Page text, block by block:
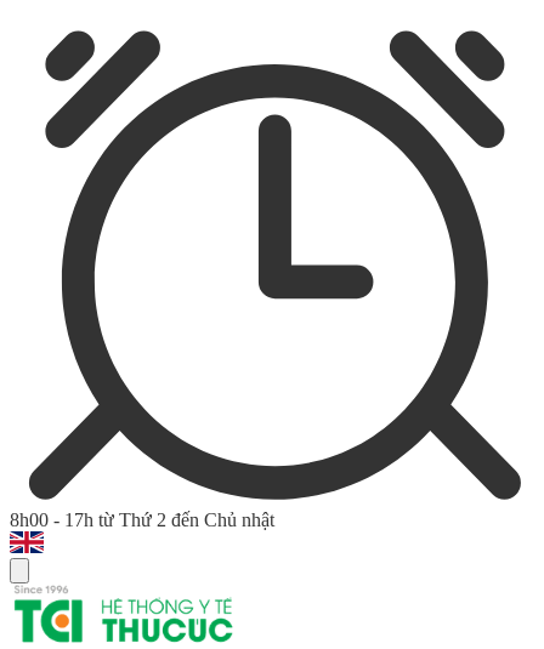
8h00 - 17h từ Thứ 2 đến Chủ nhật